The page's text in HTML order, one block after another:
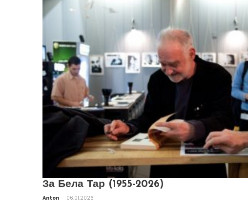
За Бела Тар (1955-2026)
Anton 06.01.2026